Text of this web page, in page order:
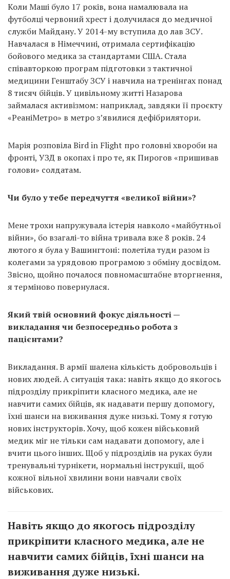
Коли Маші було 17 років, вона намалювала на
футболці червоний хрест і долучилася до медичної
служби Майдану. У 2014-му вступила до лав ЗСУ.
Навчалася в Німеччині, отримала сертифікацію
бойового медика за стандартами США. Стала
співавторкою програм підготовки з тактичної
медицини Генштабу ЗСУ і навчила на тренінгах понад
8 тисяч бійців. У цивільному житті Назарова
займалася активізмом: наприклад, завдяки її проєкту
«РеаніМетро» в метро з’явилися дефібрилятори.
Марія розповіла Bird in Flight про головні хвороби на
фронті, УЗД в окопах і про те, як Пирогов «пришивав
голови» солдатам.
Чи було у тебе передчуття «великої війни»?
Мене трохи напружувала істерія навколо «майбутньої
війни», бо взагалі-то війна тривала вже 8 років. 24
лютого я була у Вашингтоні: полетіла туди разом із
колегами за урядовою програмою з обміну досвідом.
Звісно, щойно почалося повномасштабне вторгнення,
я терміново повернулася.
Який твій основний фокус діяльності —
викладання чи безпосередньо робота з
пацієнтами?
Викладання. В армії шалена кількість добровольців і
нових людей. А ситуація така: навіть якщо до якогось
підрозділу прикріпити класного медика, але не
навчити самих бійців, як надавати першу допомогу,
їхні шанси на виживання дуже низькі. Тому я готую
нових інструкторів. Хочу, щоб кожен військовий
медик міг не тільки сам надавати допомогу, але і
вчити цього інших. Щоб у підрозділів на руках були
тренувальні турнікети, нормальні інструкції, щоб
кожної вільної хвилини вони навчали своїх
військових.
Навіть якщо до якогось підрозділу
прикріпити класного медика, але не
навчити самих бійців, їхні шанси на
виживання дуже низькі.